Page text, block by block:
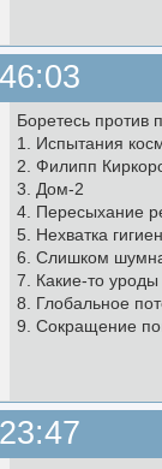
Боретесь против
1. Испытания
2. Филипп
3. Дом-2
4. Пересыхание
5. Нехватка
6. Слишком
7. Какие-то
8. Глобальное
9. Сокращение